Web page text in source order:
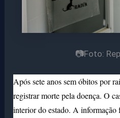
📷Foto:
Após sete anos sem óbitos por
registrar morte pela doença. O
interior do estado. A informação